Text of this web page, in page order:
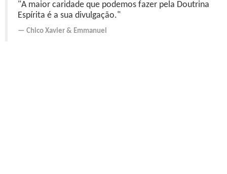
"A maior caridade que podemos fazer pela Doutrina
Espírita é a sua divulgação."
Chico Xavier & Emmanuel